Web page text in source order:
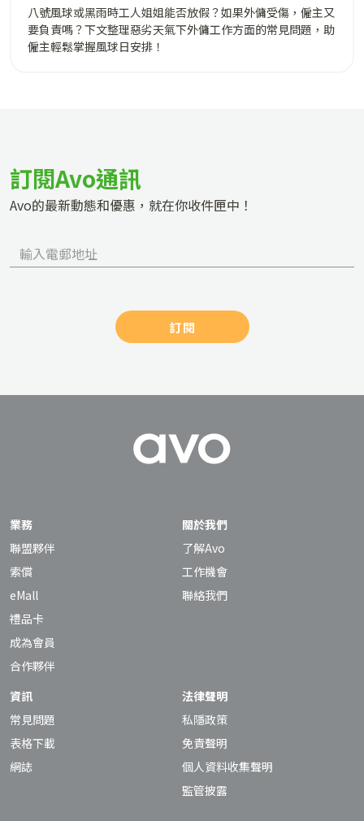
八號風球或黑雨時工人姐姐能否放假？如果外傭受傷，僱主又
要負責嗎？下文整理惡劣天氣下外傭工作方面的常見問題，助
僱主輕鬆掌握風球日安排！
訂閱Avo通訊
Avo的最新動態和優惠，就在你收件匣中！
訂閱
業務
聯盟夥伴
索償
eMall
禮品卡
成為會員
合作夥伴
關於我們
了解Avo
工作機會
聯絡我們
資訊
常見問題
表格下載
網誌
法律聲明
私隱政策
免責聲明
個人資料收集聲明
監管披露